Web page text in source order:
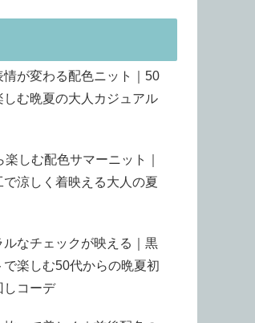
情が変わる配色ニット｜50
しむ晩夏の大人カジュアル
楽しむ配色サマーニット｜
で涼しく着映える大人の夏
ルなチェックが映える｜黒
で楽しむ50代からの晩夏初
しコーデ